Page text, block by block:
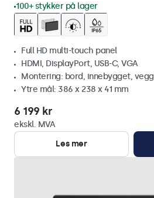
100+ stykker på lager
Full HD multi-touch panel
HDMI, DisplayPort, USB-C, VGA
Montering: bord, innebygget, vegg
Ytre mål: 386 x 238 x 41 mm
6 199 kr
ekskl. MVA
Les mer